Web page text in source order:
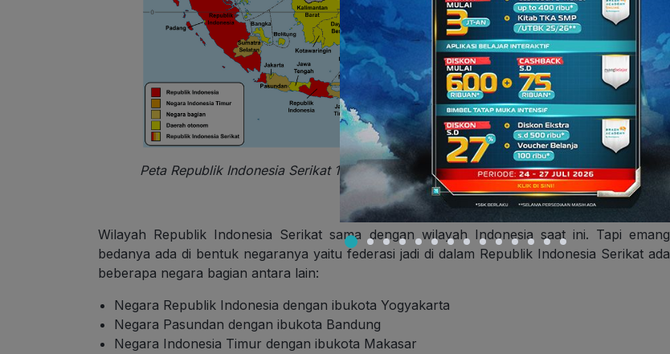
Peta Republik Indonesia Serikat 1949-1950. Sumber: Milenioscuro via Wikipedia.
Wilayah Republik Indonesia Serikat sama dengan wilayah Indonesia saat ini. Tapi emang
bedanya ada di bentuk negaranya yaitu federasi jadi di dalam Republik Indonesia Serikat ada
beberapa negara bagian antara lain:
Negara Republik Indonesia dengan ibukota Yogyakarta
Negara Pasundan dengan ibukota Bandung
Negara Indonesia Timur dengan ibukota Makasar